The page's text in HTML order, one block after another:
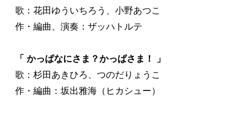
歌：花田ゆういちろう、小野あつこ
作・編曲、演奏：ザッハトルテ
「 かっぱなにさま？かっぱさま！ 」
歌：杉田あきひろ、つのだりょうこ
作・編曲：坂出雅海（ヒカシュー）